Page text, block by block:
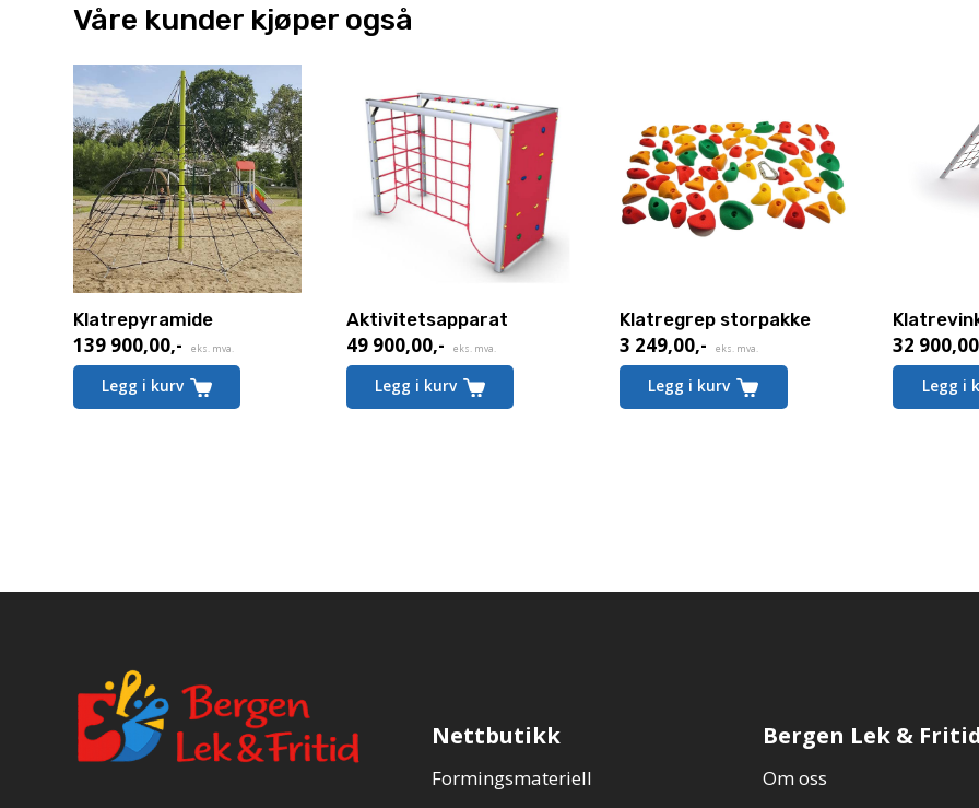
Våre kunder kjøper også
Klatrepyramide
139 900,00,- eks. mva.
Legg i kurv
Aktivitetsapparat
49 900,00,- eks. mva.
Legg i kurv
Klatregrep storpakke
3 249,00,- eks. mva.
Legg i kurv
32 900,00
Legg i
Nettbutikk
Formingsmateriell
Bergen Lek &
Om oss